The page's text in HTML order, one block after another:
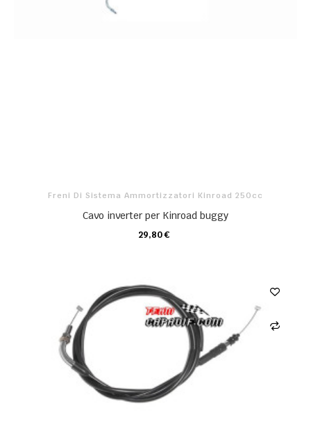
Freni Di Sistema Ammortizzatori Kinroad 250cc
Cavo inverter per Kinroad buggy
29,80 €
CARRELLO